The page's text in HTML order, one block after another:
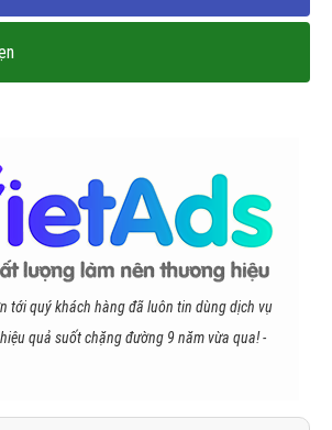
tới quý khách hàng đã luôn tin dùng dịch vụ
quả suốt chặng đường 9 năm vừa qua! -